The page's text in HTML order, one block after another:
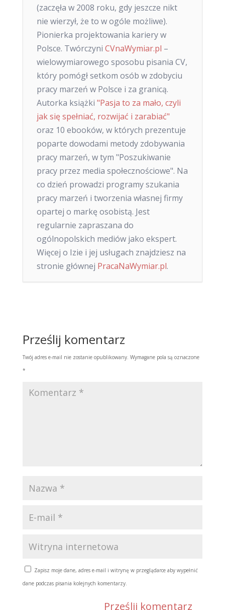
(zaczęła w 2008 roku, gdy jeszcze nikt
nie wierzył, że to w ogóle możliwe).
Pionierka projektowania kariery w
Polsce. Twórczyni CVnaWymiar.pl –
wielowymiarowego sposobu pisania CV,
który pomógł setkom osób w zdobyciu
pracy marzeń w Polsce i za granicą.
Autorka książki "Pasja to za mało, czyli
jak się spełniać, rozwijać i zarabiać"
oraz 10 ebooków, w których prezentuje
poparte dowodami metody zdobywania
pracy marzeń, w tym "Poszukiwanie
pracy przez media społecznościowe". Na
co dzień prowadzi programy szukania
pracy marzeń i tworzenia własnej firmy
opartej o markę osobistą. Jest
regularnie zapraszana do
ogólnopolskich mediów jako ekspert.
Więcej o Izie i jej usługach znajdziesz na
stronie głównej PracaNaWymiar.pl.
Prześlij komentarz
Twój adres e-mail nie zostanie opublikowany. Wymagane pola są oznaczone
*
Zapisz moje dane, adres e-mail i witrynę w przeglądarce aby wypełnić
dane podczas pisania kolejnych komentarzy.